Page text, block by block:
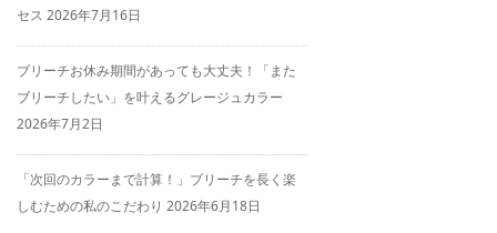
セス 2026年7月16日
ブリーチお休み期間があっても大丈夫！「また
ブリーチしたい」を叶えるグレージュカラー
2026年7月2日
「次回のカラーまで計算！」ブリーチを長く楽
しむための私のこだわり 2026年6月18日